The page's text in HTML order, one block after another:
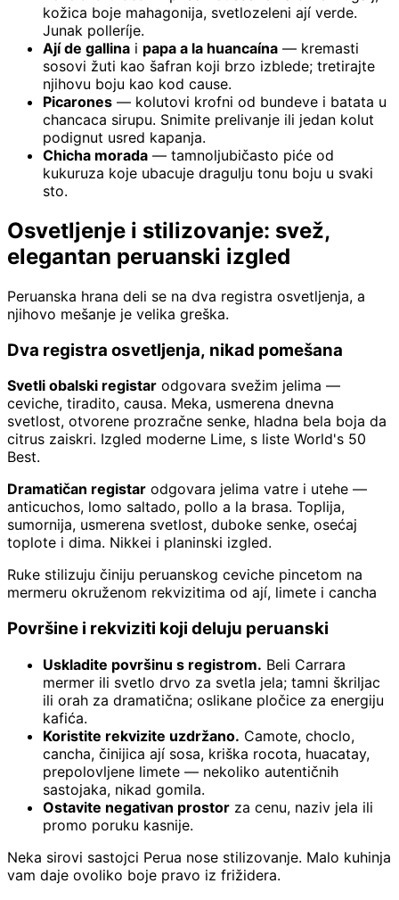
kožica boje mahagonija, svetlozeleni ají verde.
Junak polleríje.
Ají de gallina i papa a la huancaína — kremasti
sosovi žuti kao šafran koji brzo izblede; tretirajte
njihovu boju kao kod cause.
Picarones — kolutovi krofni od bundeve i batata u
chancaca sirupu. Snimite prelivanje ili jedan kolut
podignut usred kapanja.
Chicha morada — tamnoljubičasto piće od
kukuruza koje ubacuje dragulju tonu boju u svaki
sto.
Osvetljenje i stilizovanje: svež,
elegantan peruanski izgled
Peruanska hrana deli se na dva registra osvetljenja, a
njihovo mešanje je velika greška.
Dva registra osvetljenja, nikad pomešana
Svetli obalski registar odgovara svežim jelima —
ceviche, tiradito, causa. Meka, usmerena dnevna
svetlost, otvorene prozračne senke, hladna bela boja da
citrus zaiskri. Izgled moderne Lime, s liste World's 50
Best.
Dramatičan registar odgovara jelima vatre i utehe —
anticuchos, lomo saltado, pollo a la brasa. Toplija,
sumornija, usmerena svetlost, duboke senke, osećaj
toplote i dima. Nikkei i planinski izgled.
Ruke stilizuju činiju peruanskog ceviche pincetom na
mermeru okruženom rekvizitima od ají, limete i cancha
Površine i rekviziti koji deluju peruanski
Uskladite površinu s registrom. Beli Carrara
mermer ili svetlo drvo za svetla jela; tamni škriljac
ili orah za dramatična; oslikane pločice za energiju
kafića.
Koristite rekvizite uzdržano. Camote, choclo,
cancha, činijica ají sosa, kriška rocota, huacatay,
prepolovljene limete — nekoliko autentičnih
sastojaka, nikad gomila.
Ostavite negativan prostor za cenu, naziv jela ili
promo poruku kasnije.
Neka sirovi sastojci Perua nose stilizovanje. Malo kuhinja
vam daje ovoliko boje pravo iz frižidera.